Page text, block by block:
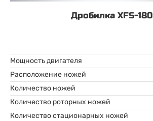
Дробилка XFS-180
Мощность двигателя
Расположение ножей
Количество ножей
Количество роторных ножей
Количество стационарных ножей